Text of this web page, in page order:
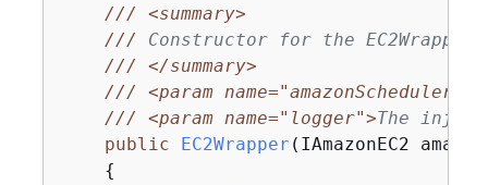
///
<summary>
/// Constructor for the
///
</summary>
///
<param name="amazonScheduler">
///
<param name="logger">The
public
EC2Wrapper ( IAmazonEC2
{